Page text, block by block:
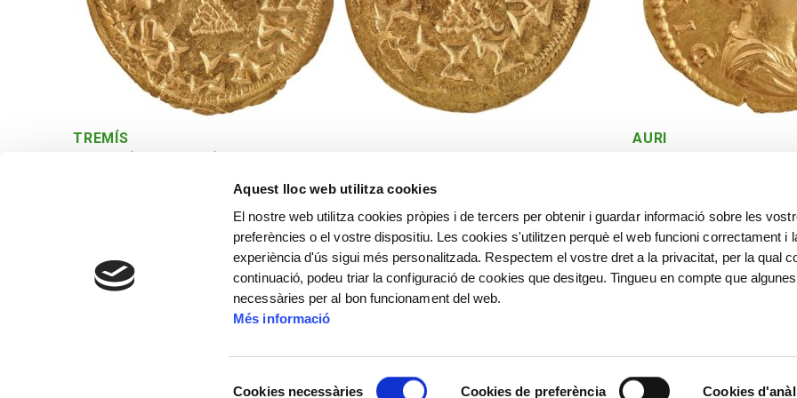
Aquest lloc web utilitza cookies
El nostre web utilitza cookies pròpies i de tercers per obtenir i guardar informació sobre les
preferències o el vostre dispositiu. Les cookies s'utilitzen perquè el web funcioni correctament i
experiència d'ús sigui més personalitzada. Respectem el vostre dret a la privacitat, per la qual
continuació, podeu triar la configuració de cookies que desitgeu. Tingueu en compte que
necessàries per al bon funcionament del web.
Més informació
Cookies necessàries Cookies de preferència Cookies
TREMÍS
Hispalis (actual Sevilla). 612-621 dC
AURI